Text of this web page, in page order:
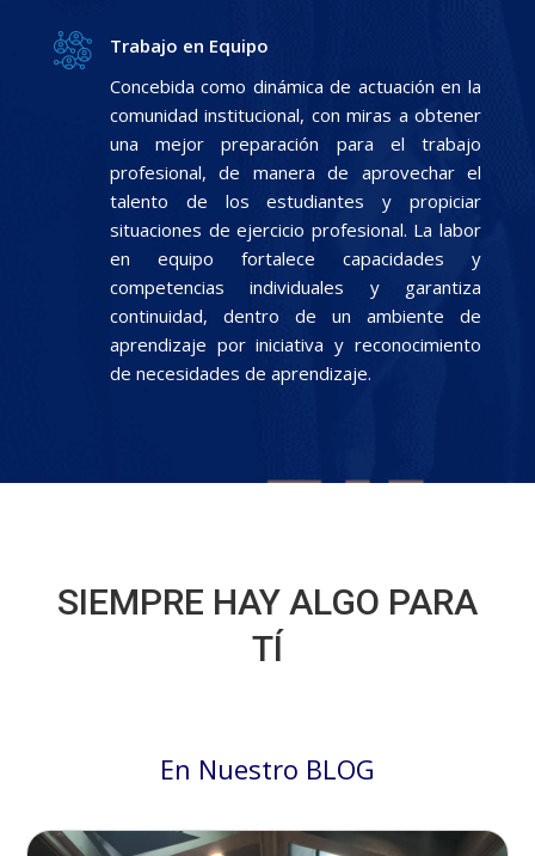
Trabajo en Equipo
Concebida como dinámica de actuación en la
comunidad institucional, con miras a obtener
una mejor preparación para el trabajo
profesional, de manera de aprovechar el
talento de los estudiantes y propiciar
situaciones de ejercicio profesional. La labor
en equipo fortalece capacidades y
competencias individuales y garantiza
continuidad, dentro de un ambiente de
aprendizaje por iniciativa y reconocimiento
de necesidades de aprendizaje.
SIEMPRE HAY ALGO PARA
TÍ
En Nuestro BLOG